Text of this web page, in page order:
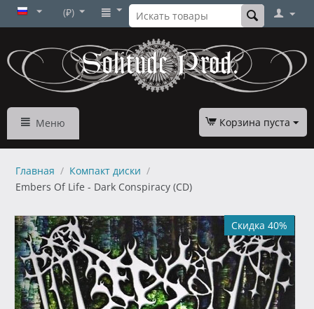
(₽)
Меню Корзина пуста
Главная / Компакт диски /
Embers Of Life - Dark Conspiracy (CD)
Скидка 40%